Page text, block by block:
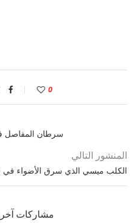
0
سرطان المفاصل
المنشور التالي
الكلب ميسي الذي سرق الأضواء في
مشاركات